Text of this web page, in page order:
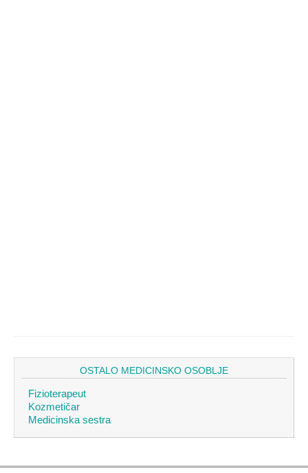
OSTALO MEDICINSKO OSOBLJE
Fizioterapeut
Kozmetičar
Medicinska sestra